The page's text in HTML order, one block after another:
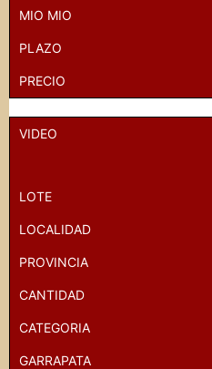
MIO MIO
PLAZO
PRECIO
VIDEO
LOTE
LOCALIDAD
PROVINCIA
CANTIDAD
CATEGORIA
GARRAPATA